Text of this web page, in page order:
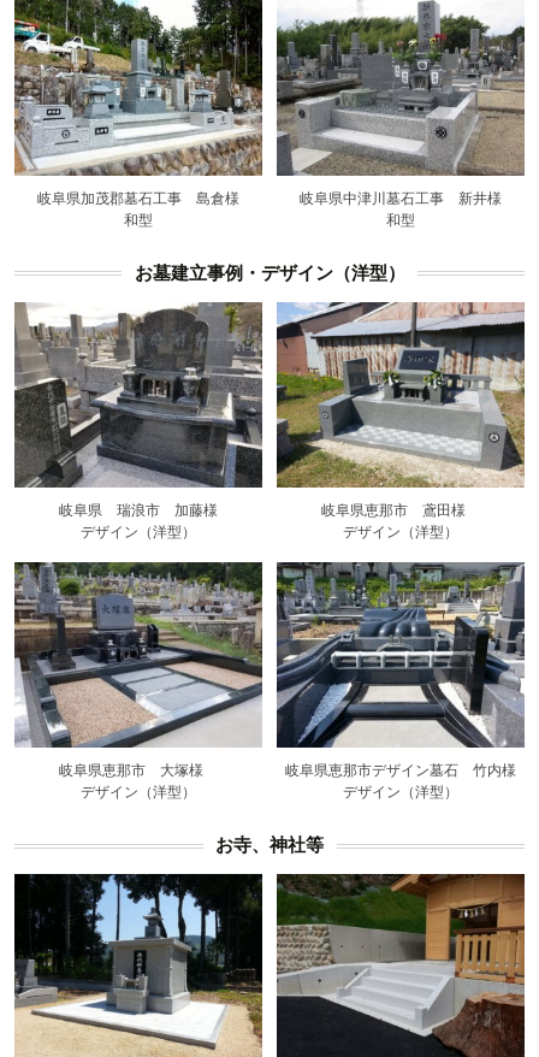
岐阜県加茂郡墓石工事 島倉様
和型
岐阜県中津川墓石工事 新井様
和型
お墓建立事例・デザイン（洋型）
岐阜県 瑞浪市 加藤様
デザイン（洋型）
岐阜県恵那市 鳶田様
デザイン（洋型）
岐阜県恵那市 大塚様
デザイン（洋型）
岐阜県恵那市デザイン墓石 竹内様
デザイン（洋型）
お寺、神社等